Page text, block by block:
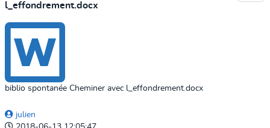
l_effondrement.docx
biblio spontanée Cheminer avec l_effondrement.docx
julien